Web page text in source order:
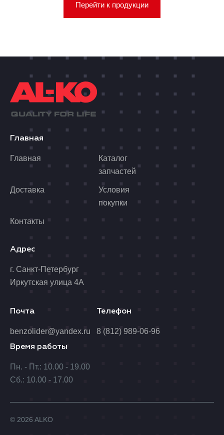
Перейти к продукции
Главная
Главная
Каталог
запчастей
Доставка
Условия
покупки
Контакты
Адрес
г. Санкт-Петербург
Иркутская улица 4А
Время работы
Пн. - Пт.: 10.00 - 19.00
Сб.: 10.00 - 17.00
Почта
benzolider@yandex.ru
Телефон
8 (812) 989-06-96
© 2026 ALKO